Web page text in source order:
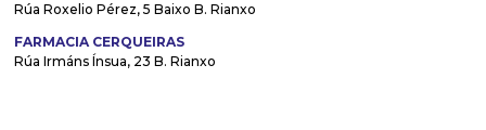
Rúa Roxelio Pérez, 5 Baixo B. Rianxo
FARMACIA CERQUEIRAS
Rúa Irmáns Ínsua, 23 B. Rianxo